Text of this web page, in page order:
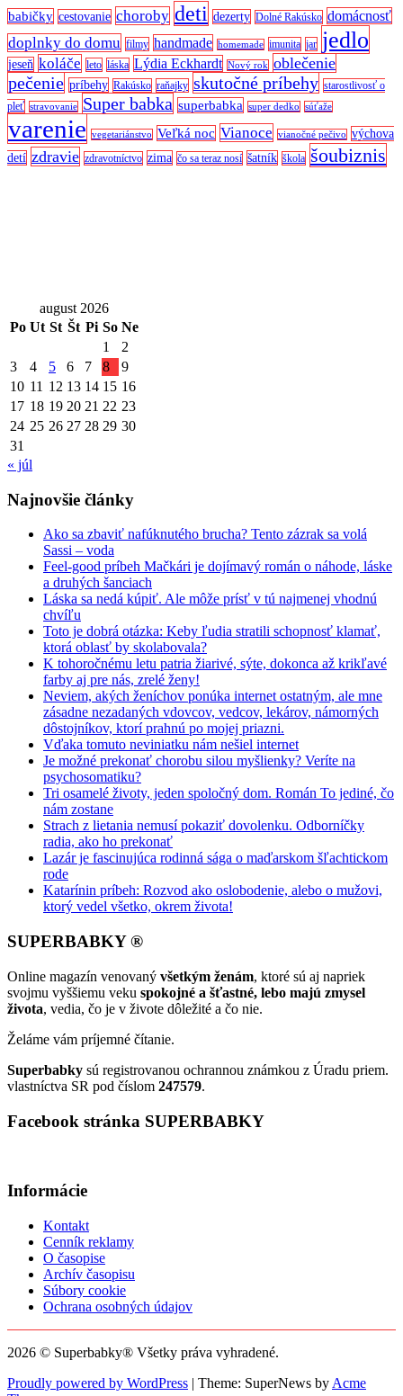
babičky cestovanie choroby deti dezerty Dolné Rakúsko domácnosť
doplnky do domu filmy handmade homemade imunita jar jedlo
jeseň koláče leto láska Lýdia Eckhardt Nový rok oblečenie
pečenie príbehy Rakúsko raňajky skutočné príbehy starostlivosť o
pleť stravovanie Super babka superbabka super dedko súťaže
varenie vegetariánstvo Veľká noc Vianoce vianočné pečivo
výchova
detí zdravie zdravotníctvo zima čo sa teraz nosí šatník škola šoubiznis
august 2026
Po Ut St Št Pi So Ne
1
2
3
4 5 6 7 8
9
10 11 12 13 14 15 16
17 18 19 20 21 22 23
24 25 26 27 28 29 30
31
« júl
Najnovšie články
Ako sa zbaviť nafúknutého brucha? Tento zázrak sa volá
Sassi – voda
Feel-good príbeh Mačkári je dojímavý román o náhode, láske
a druhých šanciach
Láska sa nedá kúpiť. Ale môže prísť v tú najmenej vhodnú
chvíľu
Toto je dobrá otázka: Keby ľudia stratili schopnosť klamať,
ktorá oblasť by skolabovala?
K tohoročnému letu patria žiarivé, sýte, dokonca až krikľavé
farby aj pre nás, zrelé ženy!
Neviem, akých ženíchov ponúka internet ostatným, ale mne
zásadne nezadaných vdovcov, vedcov, lekárov, námorných
dôstojníkov, ktorí prahnú po mojej priazni.
Vďaka tomuto neviniatku nám nešiel internet
Je možné prekonať chorobu silou myšlienky? Veríte na
psychosomatiku?
Tri osamelé životy, jeden spoločný dom. Román To jediné, čo
nám zostane
Strach z lietania nemusí pokaziť dovolenku. Odborníčky
radia, ako ho prekonať
Lazár je fascinujúca rodinná sága o maďarskom šľachtickom
rode
Katarínin príbeh: Rozvod ako oslobodenie, alebo o mužovi,
ktorý vedel všetko, okrem života!
SUPERBABKY ®
Online magazín venovaný všetkým ženám, ktoré sú aj napriek
svojmu vyššiemu veku spokojné a šťastné, lebo majú zmysel
života, vedia, čo je v živote dôležité a čo nie.
Želáme vám príjemné čítanie.
Superbabky sú registrovanou ochrannou známkou z Úradu priem.
vlastníctva SR pod číslom 247579.
Facebook stránka SUPERBABKY
Informácie
Kontakt
Cenník reklamy
O časopise
Archív časopisu
Súbory cookie
Ochrana osobných údajov
2026 © Superbabky® Všetky práva vyhradené.
Proudly powered by WordPress | Theme: SuperNews by Acme